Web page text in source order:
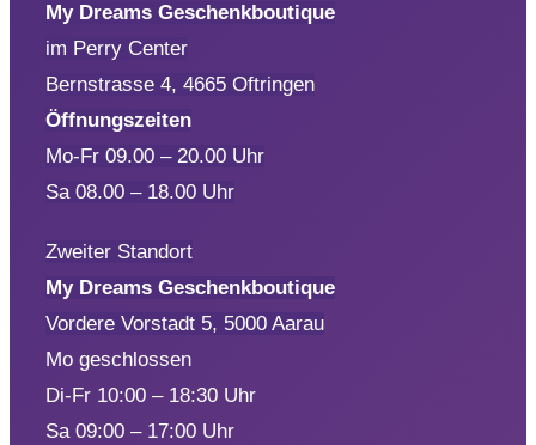
My Dreams Geschenkboutique
im Perry Center
Bernstrasse 4, 4665 Oftringen
Öffnungszeiten
Mo-Fr 09.00 – 20.00 Uhr
Sa 08.00 – 18.00 Uhr
Zweiter Standort
My Dreams Geschenkboutique
Vordere Vorstadt 5, 5000 Aarau
Mo geschlossen
Di-Fr 10:00 – 18:30 Uhr
Sa 09:00 – 17:00 Uhr